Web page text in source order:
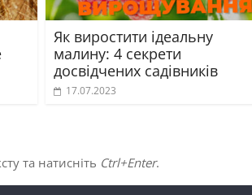
Як виростити ідеальну
малину: 4 секрети
досвідчених садівників
17.07.2023
та натисніть Ctrl+Enter.